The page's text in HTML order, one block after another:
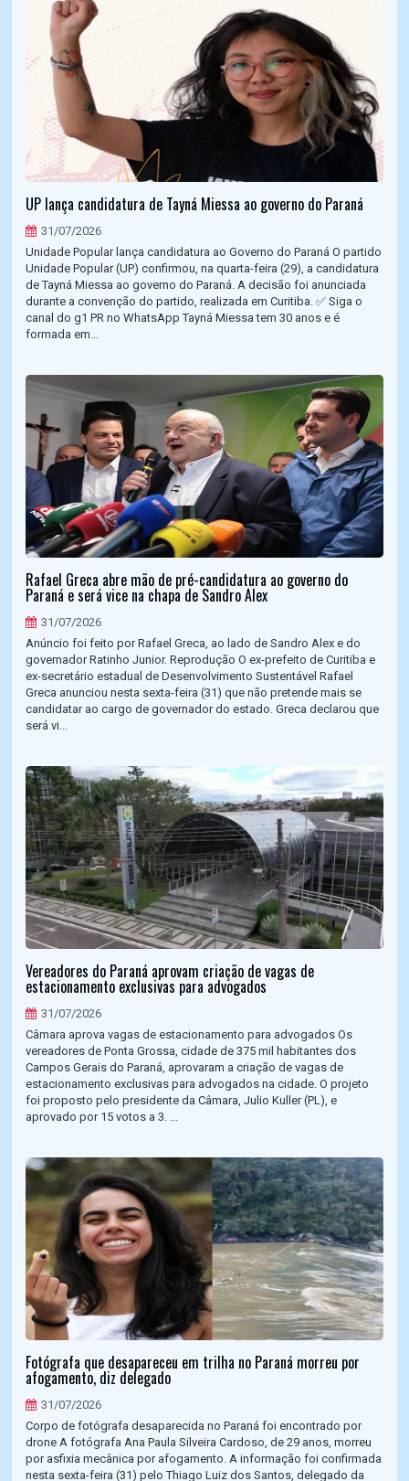
UP lança candidatura de Tayná Miessa ao governo do Paraná
31/07/2026
Unidade Popular lança candidatura ao Governo do Paraná O partido
Unidade Popular (UP) confirmou, na quarta-feira (29), a candidatura
de Tayná Miessa ao governo do Paraná. A decisão foi anunciada
durante a convenção do partido, realizada em Curitiba. ✅ Siga o
canal do g1 PR no WhatsApp Tayná Miessa tem 30 anos e é
formada em...
Rafael Greca abre mão de pré-candidatura ao governo do
Paraná e será vice na chapa de Sandro Alex
31/07/2026
Anúncio foi feito por Rafael Greca, ao lado de Sandro Alex e do
governador Ratinho Junior. Reprodução O ex-prefeito de Curitiba e
ex-secretário estadual de Desenvolvimento Sustentável Rafael
Greca anunciou nesta sexta-feira (31) que não pretende mais se
candidatar ao cargo de governador do estado. Greca declarou que
será vi...
Vereadores do Paraná aprovam criação de vagas de
estacionamento exclusivas para advogados
31/07/2026
Câmara aprova vagas de estacionamento para advogados Os
vereadores de Ponta Grossa, cidade de 375 mil habitantes dos
Campos Gerais do Paraná, aprovaram a criação de vagas de
estacionamento exclusivas para advogados na cidade. O projeto
foi proposto pelo presidente da Câmara, Julio Kuller (PL), e
aprovado por 15 votos a 3. ...
Fotógrafa que desapareceu em trilha no Paraná morreu por
afogamento, diz delegado
31/07/2026
Corpo de fotógrafa desaparecida no Paraná foi encontrado por
drone A fotógrafa Ana Paula Silveira Cardoso, de 29 anos, morreu
por asfixia mecânica por afogamento. A informação foi confirmada
nesta sexta-feira (31) pelo Thiago Luiz dos Santos, delegado da